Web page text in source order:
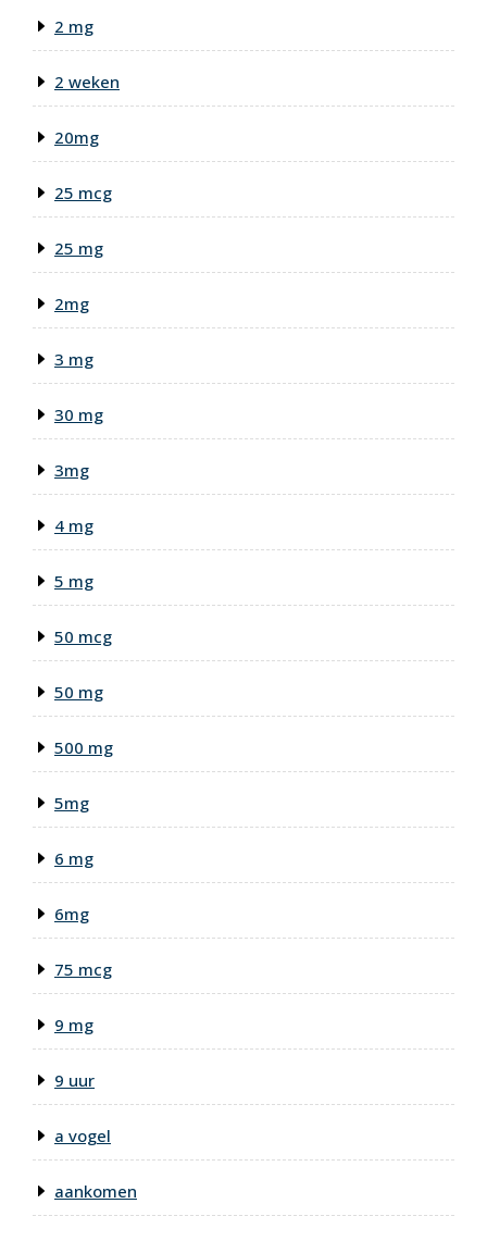
2 mg
2 weken
20mg
25 mcg
25 mg
2mg
3 mg
30 mg
3mg
4 mg
5 mg
50 mcg
50 mg
500 mg
5mg
6 mg
6mg
75 mcg
9 mg
9 uur
a vogel
aankomen